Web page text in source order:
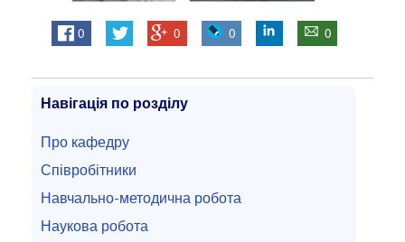
0 0 0 0
Навігація по розділу
Про кафедру
Співробітники
Навчально-методична робота
Наукова робота